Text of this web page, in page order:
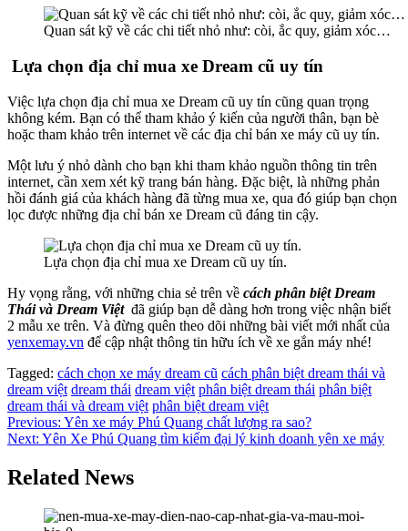
Quan sát kỹ về các chi tiết nhỏ như: còi, ắc quy, giảm xóc…
Lựa chọn địa chỉ mua xe Dream cũ uy tín
Việc lựa chọn địa chỉ mua xe Dream cũ uy tín cũng quan trọng
không kém. Bạn có thể tham khảo ý kiến của người thân, bạn bè
hoặc tham khảo trên internet về các địa chỉ bán xe máy cũ uy tín.
Một lưu ý nhỏ dành cho bạn khi tham khảo nguồn thông tin trên
internet, cần xem xét kỹ trang bán hàng. Đặc biệt, là những phản
hồi đánh giá của khách hàng đã từng mua xe, qua đó giúp bạn chọn
lọc được những địa chỉ bán xe Dream cũ đáng tin cậy.
Lựa chọn địa chỉ mua xe Dream cũ uy tín.
Hy vọng rằng, với những chia sẻ trên về cách phân biệt Dream
Thái và Dream Việt đã giúp bạn dễ dàng hơn trong việc nhận biết
2 mẫu xe trên. Và đừng quên theo dõi những bài viết mới nhất của
yenxemay.vn để cập nhật thông tin hữu ích về xe gắn máy nhé!
Tagged: cách chọn xe máy dream cũ cách phân biệt dream thái và
dream việt dream thái dream việt phân biệt dream thái phân biệt
dream thái và dream việt phân biệt dream việt
Điều
hướng
bài
Previous: Yên xe máy Phú Quang chất lượng ra sao?
Next: Yên Xe Phú Quang tìm kiếm đại lý kinh doanh yên xe máy
Related News